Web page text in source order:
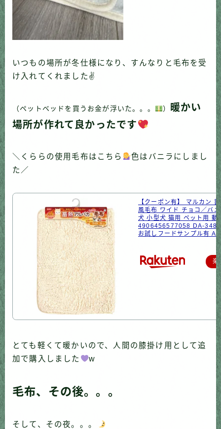
いつもの場所が冬仕様になり、すんなりと毛布を受
け入れてくれました✌️
（ペットベッドを買うお金が浮いた。。。 ）
暖かい
場所が作れて 良かったです
＼くららの使用毛布はこちら
色はバニラにしまし
た／
【クーポン有】 マルカン
風毛布 ワイド チョコ／バ
犬 小型犬 猫用 ペット用 動
4906456577058 DA-348
お試しフードサンプル有
楽
とても軽くて暖かいので、人間の膝掛け用として追
加で購入しました
w
毛布、その後。。。
そして、その夜。。。